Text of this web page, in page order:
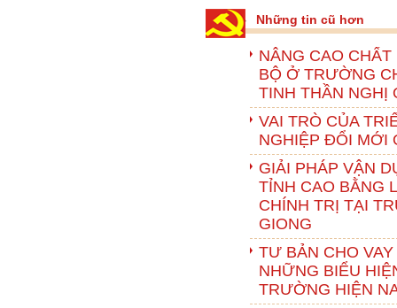
Những tin cũ hơn
NÂNG CAO
BỘ Ở TRƯỜNG
TINH THẦN NGHỊ
VAI TRÒ CỦA
NGHIỆP ĐỔI MỚI
GIẢI PHÁP VẬN
TỈNH CAO BẰNG
CHÍNH TRỊ TẠI
GIONG
TƯ BẢN CHO
NHỮNG BIỂU
TRƯỜNG HIỆN